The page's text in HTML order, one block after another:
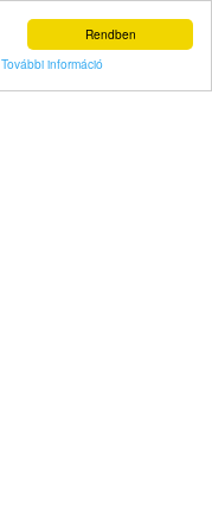
Rendben
További információ